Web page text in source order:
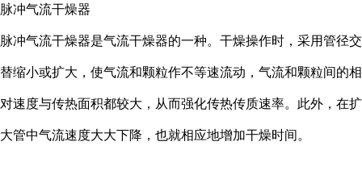
脉冲气流干燥器
脉冲气流干燥器是气流干燥器的一种。干燥操作时，采用管径交
替缩小或扩大，使气流和颗粒作不等速流动，气流和颗粒间的相
对速度与传热面积都较大，从而强化传热传质速率。此外，在扩
大管中气流速度大大下降，也就相应地增加干燥时间。